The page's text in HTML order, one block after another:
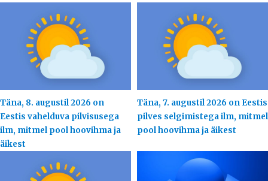
Täna, 8. augustil 2026 on
Eestis vahelduva pilvisusega
ilm, mitmel pool hoovihma ja
äikest
Täna, 7. augustil 2026 on Eestis
pilves selgimistega ilm, mitmel
pool hoovihma ja äikest